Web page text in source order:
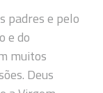
padres e pelo
e do
muitos
Deus